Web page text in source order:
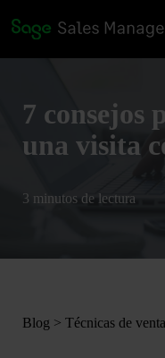
7 consejos
una visita
3 minutos de lectura
Blog > Técnicas de venta